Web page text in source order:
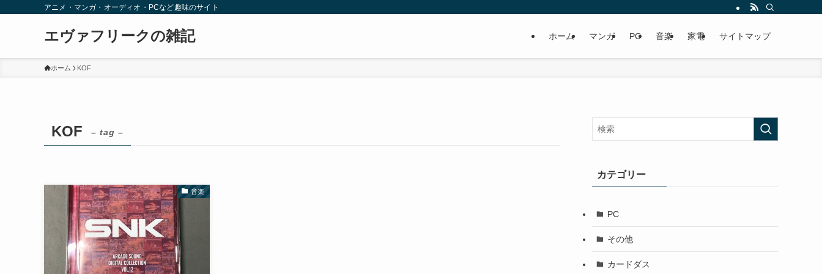
アニメ・マンガ・オーディオ・PCなど趣味のサイト
エヴァフリークの雑記 ホーム マンガ PC 音楽 家電 サイトマップ
ホーム KOF
KOF – tag –
音楽
カテゴリー
PC
その他
カードダス